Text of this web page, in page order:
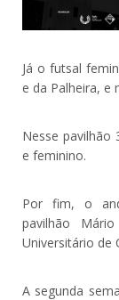
Já o futsal
e da Palheira, e
Nesse pavilhão
e feminino.
Por fim, o
pavilhão
Universitário de
A segunda